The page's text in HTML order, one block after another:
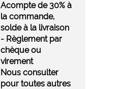
Acompte de 30% à
la commande,
solde à la livraison
- Règlement par
chèque ou
virement
Nous consulter
pour toutes autres